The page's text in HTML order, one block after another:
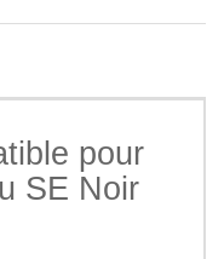
pour
SE Noir